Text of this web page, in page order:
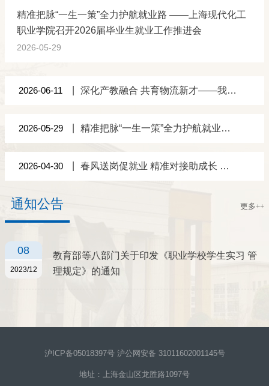
精准把脉“一生一策”全力护航就业路 ——上海现代化工
职业学院召开2026届毕业生就业工作推进会
2026-05-29
2026-06-11 深化产教融合 共育物流新才——我校赴京东物流“上海亚洲一号”智能产业园考察交流
2026-05-29 精准把脉“一生一策”全力护航就业路 ——上海现代化工职业学院召开2026届毕业生就业工作推进会
2026-04-30 春风送岗促就业 精准对接助成长 ——学校2026届毕业生春季专场招聘会成功举办
通知公告 更多++
08
2023/12
教育部等八部门关于印发《职业学校学生实习 管
理规定》的通知
沪ICP备05018397号 沪公网安备 31011602001145号
地址：上海金山区龙胜路1097号